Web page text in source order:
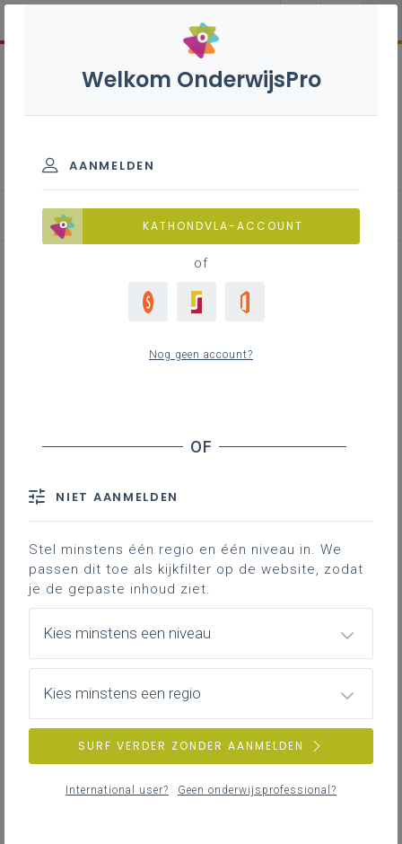
Laatste minuut risicoanalyse
Wat is een LMRA?
Voorbeelden
Downloads
Het starten van een praktische opdracht
wordt bij voorkeur voorafgegaan door
een LMRA. Deze kan heelinformeel
bepaalde gevallen met een bijgaand
documentals hulp.
Welkom OnderwijsPro
AANMELDEN
KATHONDVLA-ACCOUNT
of
Nog geen account?
NIET AANMELDEN
Stel minstens één regio en één niveau in. We
passen dit toe als kijkfilter op de website, zodat
je de gepaste inhoud ziet.
Kies minstens een niveau
Kies minstens een regio
SURF VERDER ZONDER AANMELDEN
International user? Geen onderwijsprofessional?